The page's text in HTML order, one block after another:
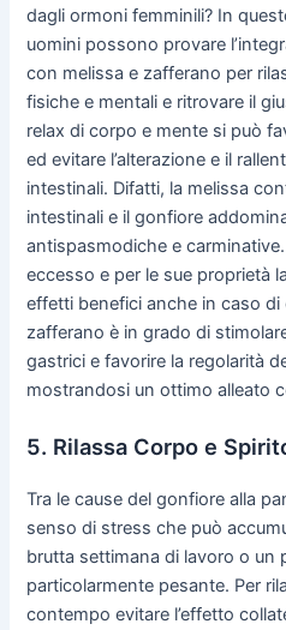
dagli ormoni femminili? In
uomini possono provare
con melissa e zafferano per
fisiche e mentali e ritrovare il
relax di corpo e mente si può
ed evitare l’alterazione e il
intestinali. Difatti, la melissa
intestinali e il gonfiore
antispasmodiche e
eccesso e per le sue proprietà
effetti benefici anche in caso
zafferano è in grado di
gastrici e favorire la regolarità
mostrandosi un ottimo alleato
5. Rilassa Corpo e
Tra le cause del gonfiore alla
senso di stress che può
brutta settimana di lavoro o un
particolarmente pesante. Per
contempo evitare l’effetto